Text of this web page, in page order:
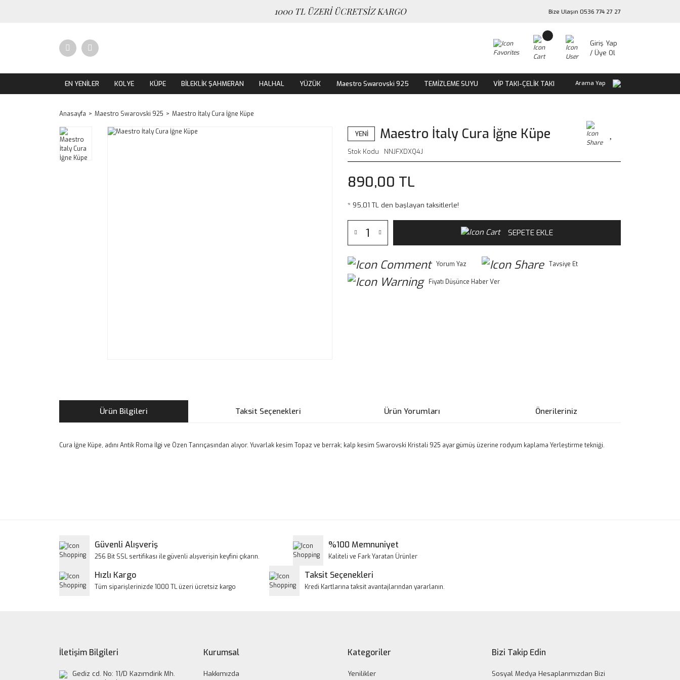
1000 TL ÜZERİ ÜCRETSİZ KARGO Bize Ulaşın 0536 774 27 27
Giriş Yap
/ Üye Ol
EN YENİLER KOLYE KÜPE BİLEKLİK ŞAHMERAN HALHAL YÜZÜK Maestro Swarovski 925 TEMİZLEME SUYU VİP TAKI-ÇELİK TAKI Arama Yap
Anasayfa Maestro Swarovski 925 Maestro İtaly Cura İğne Küpe
YENİ Maestro İtaly Cura İğne Küpe
Stok Kodu NNJFXDXQ4J
890,00 TL
* 95,01 TL den başlayan taksitlerle!
SEPETE EKLE
Yorum Yaz Tavsiye Et
Fiyatı Düşünce Haber Ver
Ürün Bilgileri Taksit Seçenekleri Ürün Yorumları Önerileriniz
Cura İğne Küpe, adını Antik Roma İlgi ve Özen Tanrıçasından alıyor. Yuvarlak kesim Topaz ve berrak; kalp kesim Swarovski Kristali 925 ayar gümüş üzerine rodyum kaplama Yerleştirme tekniği.
Ürün fiyatı diğer sitelerden daha pahalı.
Güvenli Alışveriş
256 Bit SSL sertifikası ile güvenli alışverişin keyfini çıkarın.
%100 Memnuniyet
Kaliteli ve Fark Yaratan Ürünler
Hızlı Kargo
Tüm siparişlerinizde 1000 TL üzeri ücretsiz kargo
Taksit Seçenekleri
Kredi Kartlarına taksit avantajlarından yararlanın.
İletişim Bilgileri
Gediz cd. No: 11/D Kazımdirik Mh.
Kurumsal
Hakkımızda
Kategoriler
Yenilikler
Bizi Takip Edin
Sosyal Medya Hesaplarımızdan Bizi